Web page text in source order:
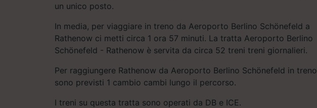
un unico posto.
In media, per viaggiare in treno da Aeroporto Berlino Schönefeld a
Rathenow ci metti circa 1 ora 57 minuti. La tratta Aeroporto Berlino
Schönefeld - Rathenow è servita da circa 52 treni treni giornalieri.
Per raggiungere Rathenow da Aeroporto Berlino Schönefeld in treno
sono previsti 1 cambio cambi lungo il percorso.
I treni su questa tratta sono operati da DB e ICE.